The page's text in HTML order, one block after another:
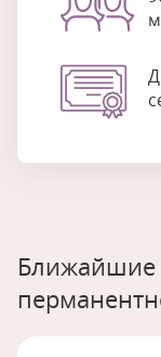
Ближайшие